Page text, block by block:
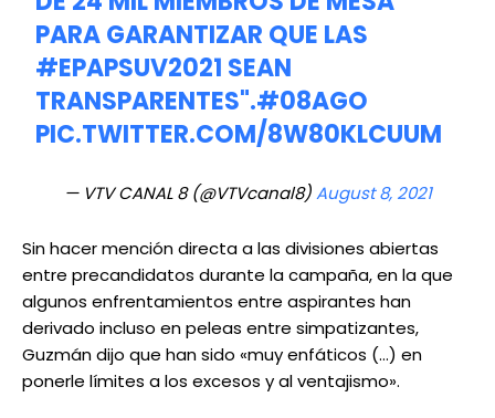
PARA GARANTIZAR QUE LAS
#EPAPSUV2021 SEAN
TRANSPARENTES".#08AGO
PIC.TWITTER.COM/8W80KLCUUM
— VTV CANAL 8 (@VTVcanal8)August 8, 2021
Sin hacer mención directa a las divisiones abiertas
entre precandidatos durante la campaña, en la que
algunos enfrentamientos entre aspirantes han
derivado incluso en peleas entre simpatizantes,
Guzmán dijo que han sido «muy enfáticos (…) en
ponerle límites a los excesos y al ventajismo».